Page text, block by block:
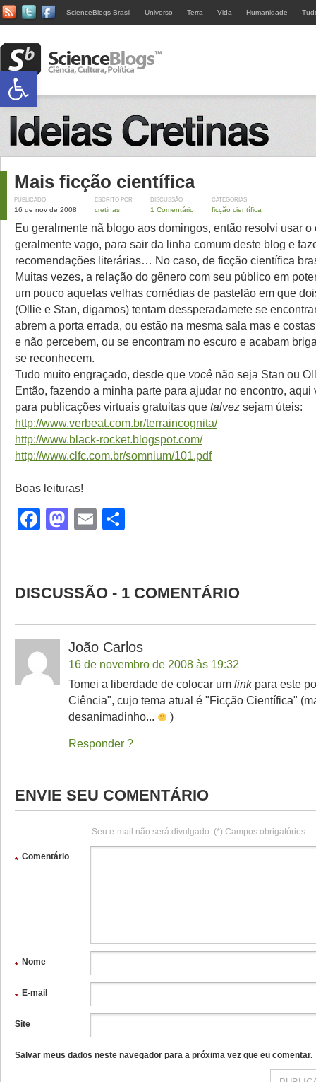
ScienceBlogs Brasil Universo Terra Vida Humanidade
Mais ficção científica
PUBLICADO
16 de nov de 2008
ESCRITO POR
cretinas
DISCUSSÃO
1 Comentário
CATEGORIAS
ficção científica
Eu geralmente nã blogo aos domingos, então resolvi usar o
geralmente vago, para sair da linha comum deste blog e
recomendações literárias… No caso, de ficção científica
Muitas vezes, a relação do gênero com seu público em
um pouco aquelas velhas comédias de pastelão em que
(Ollie e Stan, digamos) tentam dessperadamete se
abrem a porta errada, ou estão na mesma sala mas e
e não percebem, ou se encontram no escuro e acabam
se reconhecem.
Tudo muito engraçado, desde que você não seja Stan ou
Então, fazendo a minha parte para ajudar no encontro,
para publicações virtuais gratuitas que talvez sejam úteis:
http://www.verbeat.com.br/terraincognita/
http://www.black-rocket.blogspot.com/
http://www.clfc.com.br/somnium/101.pdf
Boas leituras!
Facebook
Mastodon
Email
DISCUSSÃO - 1 COMENTÁRIO
João Carlos
16 de novembro de 2008 às 19:32
Tomei a liberdade de colocar um linkpara este
Ciência", cujo tema atual é "Ficção Científica"
desanimadinho...
)
Responder
ENVIE SEU COMENTÁRIO
Seu e-mail não será divulgado. (*) Campos obrigatórios.
Comentário
*
Nome
*
E-mail
*
Site
Salvar meus dados neste navegador para a próxima vez que eu comentar.
Abrir a barra de ferramentas